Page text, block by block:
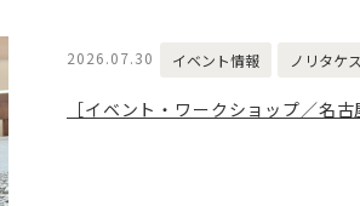
2026.07.30 イベント情報 ノリタケ
［イベント・ワークショップ／名